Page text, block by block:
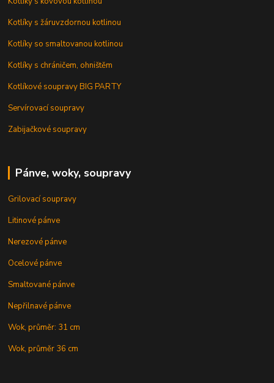
Kotlíky s žáruvzdornou kotlinou
Kotlíky so smaltovanou kotlinou
Kotlíky s chráničem, ohništěm
Kotlíkové soupravy BIG PARTY
Servírovací soupravy
Zabijačkové soupravy
Pánve, woky, soupravy
Grilovací soupravy
Litinové pánve
Nerezové pánve
Ocelové pánve
Smaltované pánve
Nepřilnavé pánve
Wok, průměr: 31 cm
Wok, průměr 36 cm